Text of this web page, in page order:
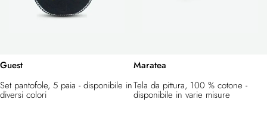
Guest
Set pantofole, 5 paia - disponibile in
diversi colori
Maratea
Tela da pittura, 100 % cotone -
disponibile in varie misure